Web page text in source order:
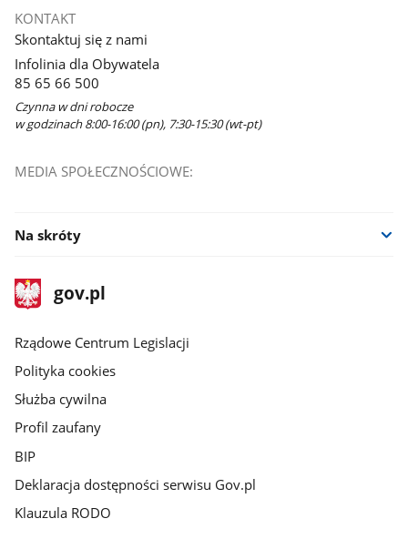
KONTAKT
Skontaktuj się z nami
Infolinia dla Obywatela
85 65 66 500
Czynna w dni robocze
w godzinach 8:00-16:00 (pn), 7:30-15:30 (wt-pt)
MEDIA SPOŁECZNOŚCIOWE:
Na skróty
stopka
gov.plStrona
gov.pl
Rządowe Centrum Legislacji
Polityka cookies
Służba cywilna
Profil zaufany
BIP
Deklaracja dostępności serwisu Gov.pl
Klauzula RODO